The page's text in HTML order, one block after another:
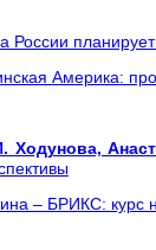
России
Америка:
Ходунова,
– БРИКС: курс